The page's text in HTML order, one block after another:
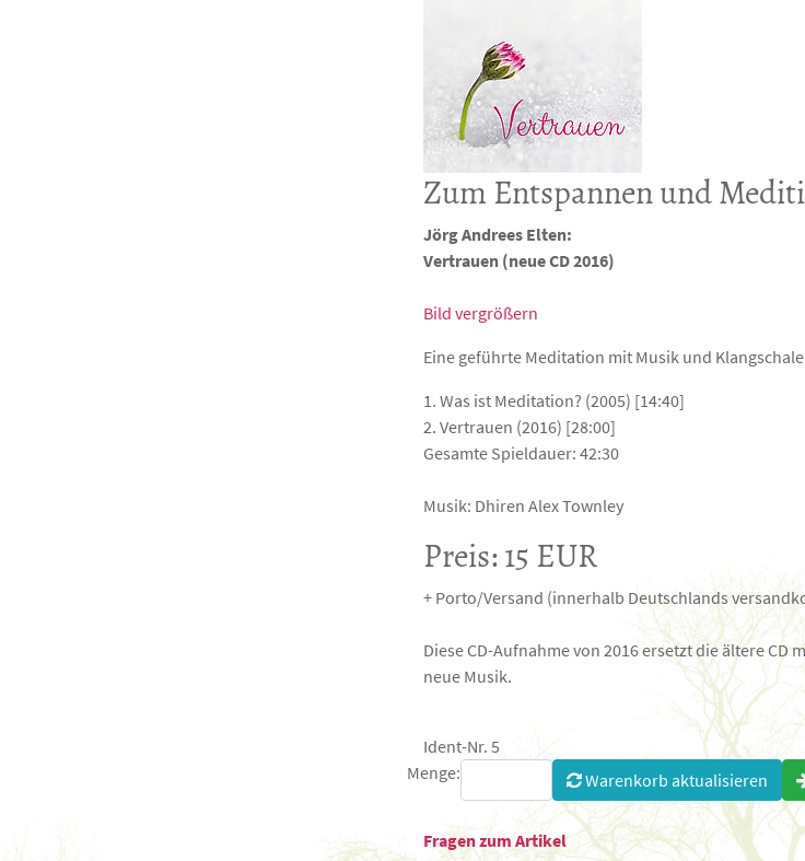
Zum Entspannen und
Jörg Andrees Elten:
Vertrauen (neue CD 2016)
Bild vergrößern
Eine geführte Meditation mit Musik und
1. Was ist Meditation? (2005) [14:40]
2. Vertrauen (2016) [28:00]
Gesamte Spieldauer: 42:30
Musik: Dhiren Alex Townley
Preis: 15 EUR
+ Porto/Versand (innerhalb Deutschlands
Diese CD-Aufnahme von 2016 ersetzt die ältere CD
neue Musik.
Ident-Nr. 5
Menge:
Warenkorb aktualisieren
Fragen zum Artikel